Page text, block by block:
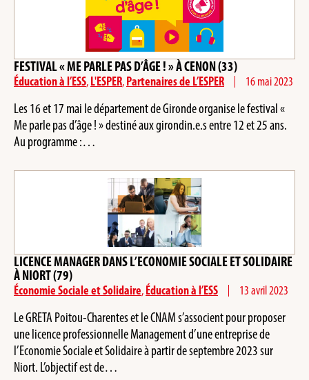
FESTIVAL « ME PARLE PAS D’ÂGE ! » À CENON (33)
Éducation à l’ESS,L'ESPER,Partenaires de L’ESPER 16 mai 2023
Les 16 et 17 mai le département de Gironde organise le festival «
Me parle pas d’âge ! » destiné aux girondin.e.s entre 12 et 25 ans.
Au programme :…
LICENCE MANAGER DANS L’ECONOMIE SOCIALE ET SOLIDAIRE
À NIORT (79)
Économie Sociale et Solidaire,Éducation à l’ESS 13 avril 2023
Le GRETA Poitou-Charentes et le CNAM s’associent pour proposer
une licence professionnelle Management d’une entreprise de
l’Economie Sociale et Solidaire à partir de septembre 2023 sur
Niort. L’objectif est de…